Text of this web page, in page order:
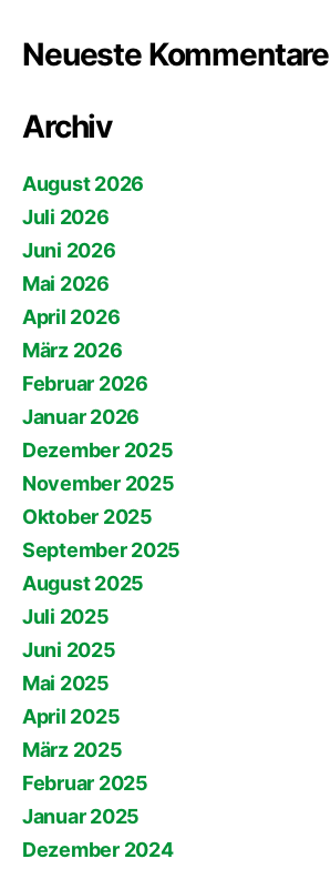
Neueste Kommentare
Archiv
August 2026
Juli 2026
Juni 2026
Mai 2026
April 2026
März 2026
Februar 2026
Januar 2026
Dezember 2025
November 2025
Oktober 2025
September 2025
August 2025
Juli 2025
Juni 2025
Mai 2025
April 2025
März 2025
Februar 2025
Januar 2025
Dezember 2024